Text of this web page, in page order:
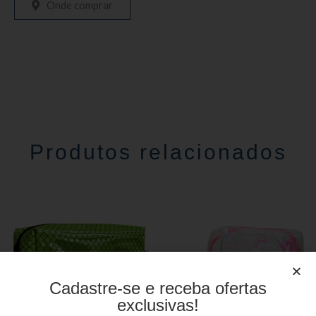
Onde comprar
Produtos relacionados
Cadastre-se e receba ofertas
exclusivas!